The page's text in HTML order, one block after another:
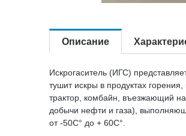
Описание
Искрогаситель (ИГС)
тушит искры в продуктах
трактор, комбайн, въезжающий
добычи нефти и газа),
от -50С° до + 60С°.